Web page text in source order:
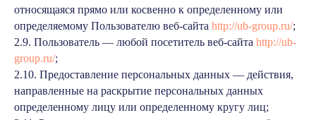
относящаяся прямо или косвенно к определенному или
определяемому Пользователю веб-сайта http://ub-group.ru/;
2.9. Пользователь — любой посетитель веб-сайта http://ub-
group.ru/;
2.10. Предоставление персональных данных — действия,
направленные на раскрытие персональных данных
определенному лицу или определенному кругу лиц;